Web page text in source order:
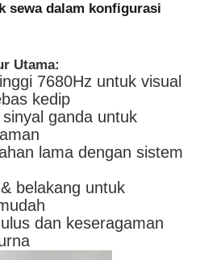
sewa dalam konfigurasi
Utama:
7680Hz untuk visual
kedip
ganda untuk
lama dengan sistem
belakang untuk
dan keseragaman